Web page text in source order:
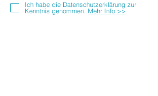
Ich habe die Datenschutzerklärung zur
Kenntnis genommen. Mehr Info >>